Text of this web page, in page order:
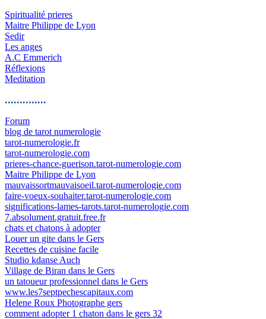
Spiritualité prieres
Maitre Philippe de Lyon
Sedir
Les anges
A.C Emmerich
Réflexions
Meditation
..............
Forum
blog de tarot numerologie
tarot-numerologie.fr
tarot-numerologie.com
prieres-chance-guerison.tarot-numerologie.com
Maitre Philippe de Lyon
mauvaissortmauvaisoeil.tarot-numerologie.com
faire-voeux-souhaiter.tarot-numerologie.com
significations-lames-tarots.tarot-numerologie.com
7.absolument.gratuit.free.fr
chats et chatons à adopter
Louer un gite dans le Gers
Recettes de cuisine facile
Studio kdanse Auch
Village de Biran dans le Gers
un tatoueur professionnel dans le Gers
www.les7septpechescapitaux.com
Helene Roux Photographe gers
comment adopter 1 chaton dans le gers 32